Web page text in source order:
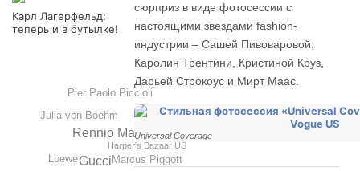
Карл Лагерфельд:
теперь и в бутылке!
Gucci
Rennio Maifredi
Marcus Piggott
Loewe
Julia von Boehm
Pier Paolo Piccioli
Harper's Bazaar US
сюрприз в виде фотосессии с
настоящими звездами fashion-
индустрии – Сашей Пивоваровой,
Каролин Трентини, Кристиной Круз,
Дарьей Строкоус и Мирт Маас.
Universal Coverage